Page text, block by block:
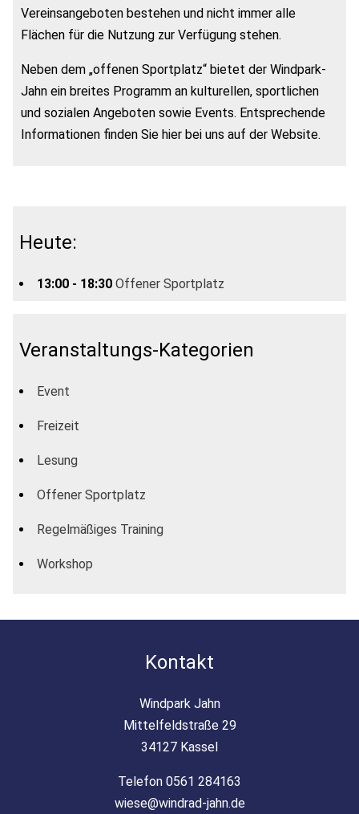
Vereinsangeboten bestehen und nicht immer alle
Flächen für die Nutzung zur Verfügung stehen.
Neben dem „offenen Sportplatz“ bietet der Windpark-
Jahn ein breites Programm an kulturellen, sportlichen
und sozialen Angeboten sowie Events. Entsprechende
Informationen finden Sie hier bei uns auf der Website.
Heute:
13:00 - 18:30 Offener Sportplatz
Veranstaltungs-Kategorien
Event
Freizeit
Lesung
Offener Sportplatz
Regelmäßiges Training
Workshop
Kontakt
Windpark Jahn
Mittelfeldstraße 29
34127 Kassel
Telefon 0561 284163
wiese@windrad-jahn.de